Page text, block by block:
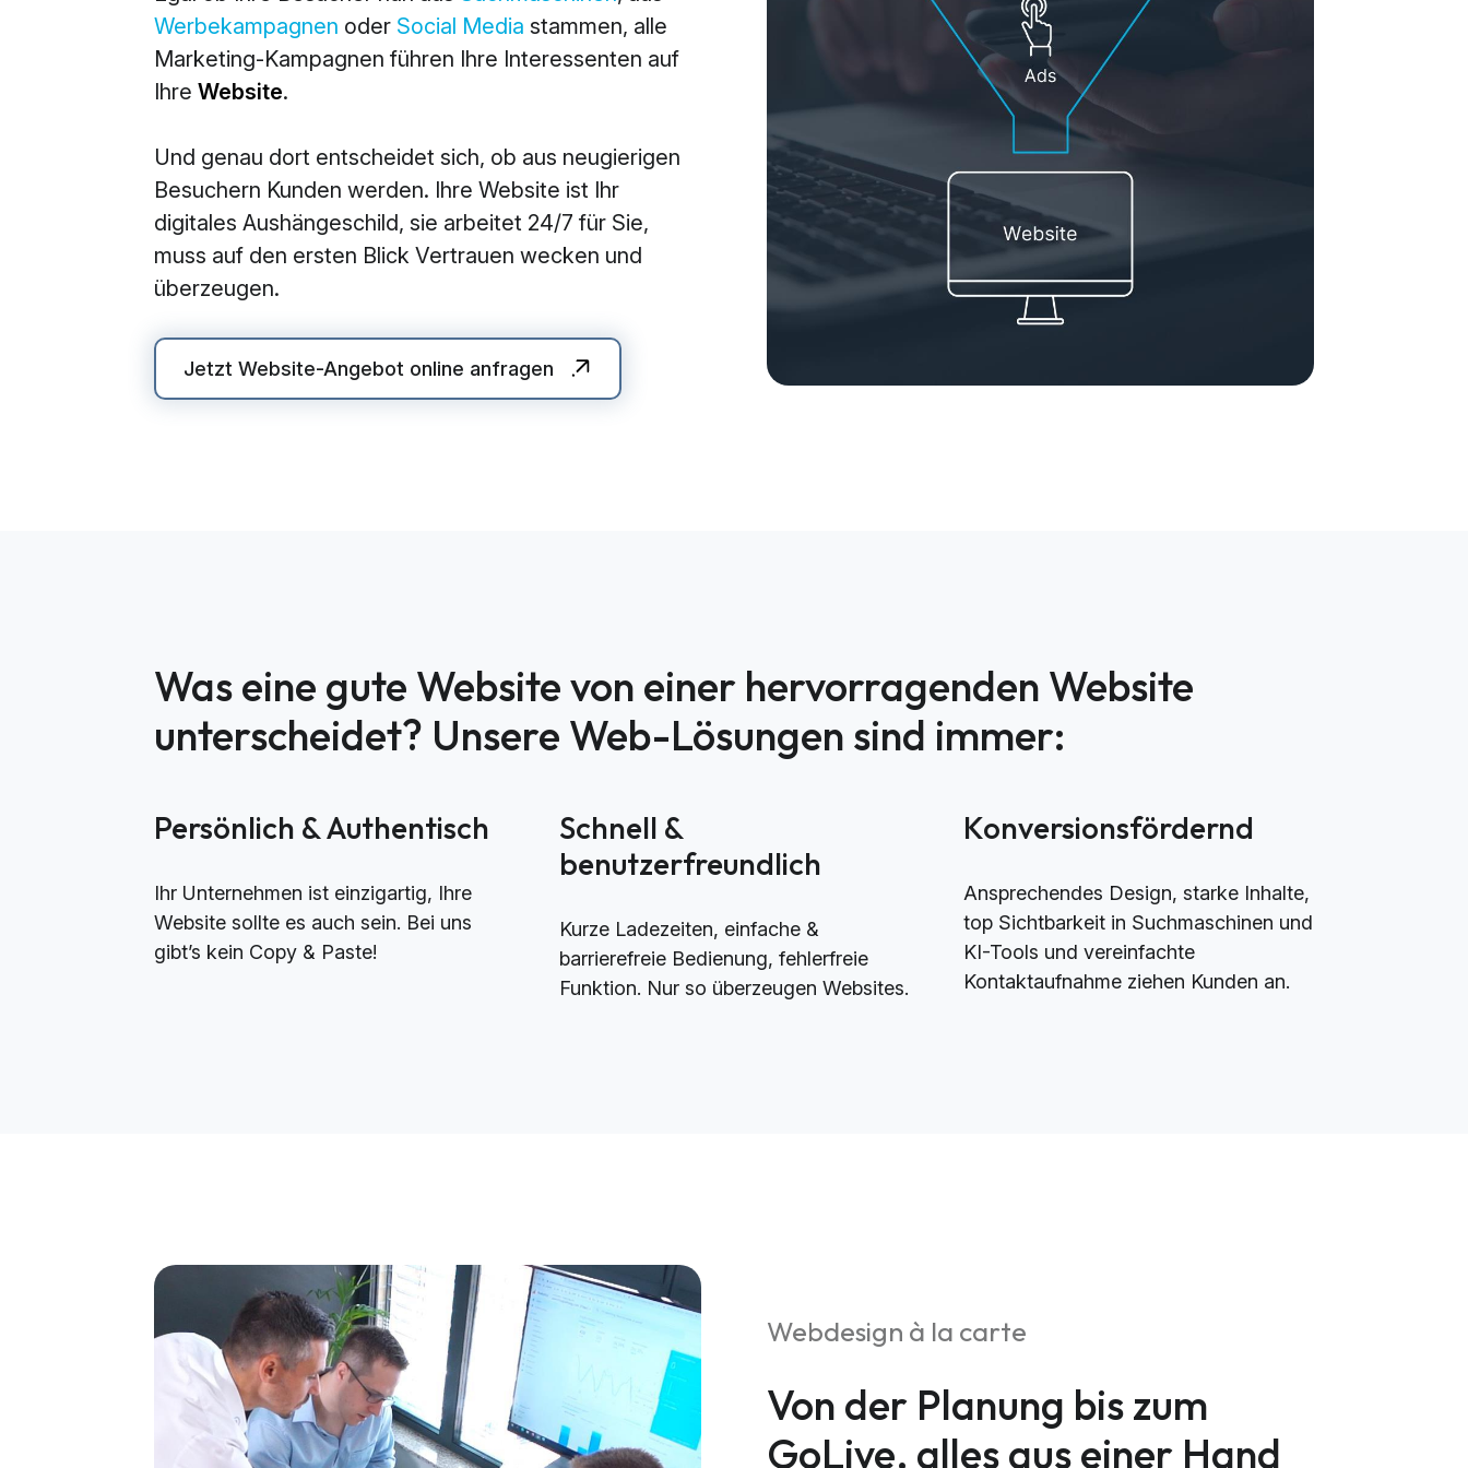
Marketing
Online Werbung (SEA/SMA)
Social Media Marketing (SMM)
E-Mail Marketing
Applications
CMS - Content Management System
Cloud Services
KI-Lösungen
Werbekampagnen oder Social Media stammen, alle
Marketing-Kampagnen führen Ihre Interessenten auf
IhreWebsite.
Und genau dort entscheidet sich, ob aus neugierigen
Besuchern Kunden werden. Ihre Website ist Ihr
digitales Aushängeschild, sie arbeitet 24/7 für Sie,
muss auf den ersten Blick Vertrauen wecken und
überzeugen.
Jetzt Website-Angebot online anfragen
Was eine gute Website von einer hervorragenden Website
unterscheidet? Unsere Web-Lösungen sind immer:
Persönlich & Authentisch
Ihr Unternehmen ist einzigartig, Ihre
Website sollte es auch sein. Bei uns
gibt’s kein Copy & Paste!
Schnell &
benutzerfreundlich
Kurze Ladezeiten, einfache &
barrierefreie Bedienung, fehlerfreie
Funktion. Nur so überzeugen Websites.
Konversionsfördernd
Ansprechendes Design, starke Inhalte,
top Sichtbarkeit in Suchmaschinen und
KI-Tools und vereinfachte
Kontaktaufnahme ziehen Kunden an.
Webdesign à la carte
Von der Planung bis zum
GoLive, alles aus einer Hand